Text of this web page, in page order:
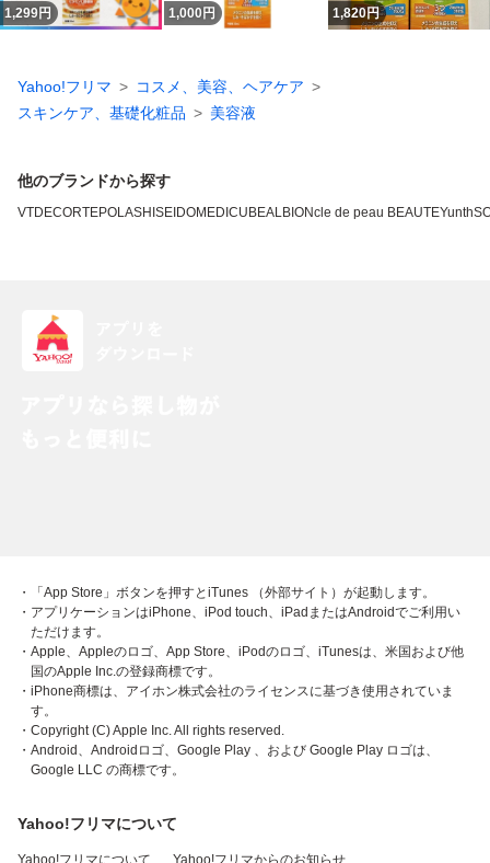
1,299円 1,000 円 1,820円
Yahoo!フリマ
コスメ、美容、ヘアケア
スキンケア、基礎化粧品
美容液
他のブランドから探す
VTDECORTEPOLASHISEIDOMEDICUBEALBIONcle de peau BEAUTEYunth
・「App Store」ボタンを押すとiTunes （外部サイト）が起動します。
・アプリケーションはiPhone、iPod touch、iPadまたはAndroidでご利用い
ただけます。
・Apple、Appleのロゴ、App Store、iPodのロゴ、iTunesは、米国および他
国のApple Inc.の登録商標です。
・iPhone商標は、アイホン株式会社のライセンスに基づき使用されていま
す。
・Copyright (C) Apple Inc. All rights reserved.
・Android、Androidロゴ、Google Play 、および Google Play ロゴは、
Google LLC の商標です。
Yahoo!フリマについて